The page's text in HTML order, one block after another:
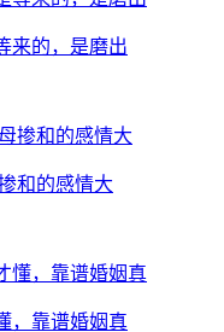
来的，是磨出
和的感情大
，靠谱婚姻真